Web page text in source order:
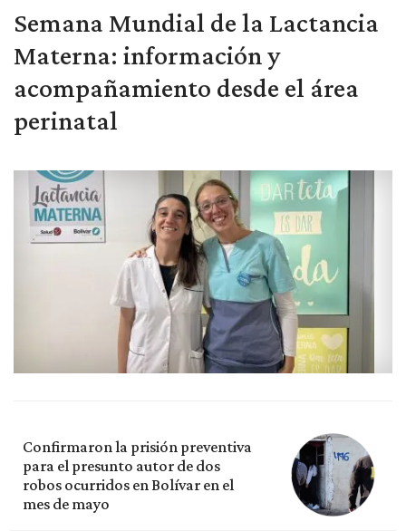
Semana Mundial de la Lactancia
Materna: información y
acompañamiento desde el área
perinatal
Confirmaron la prisión preventiva
para el presunto autor de dos
robos ocurridos en Bolívar en el
mes de mayo